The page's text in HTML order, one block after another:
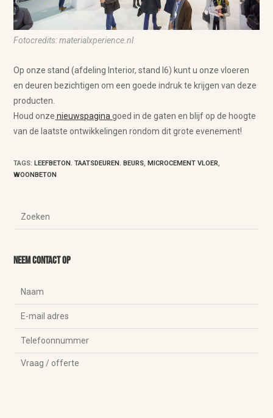
Fotocredits: materialxperience.nl
Op onze stand (afdeling Interior, stand I6) kunt u onze vloeren
en deuren bezichtigen om een goede indruk te krijgen van deze
producten.
Houd onze nieuwspaginagoed in de gaten en blijf op de hoogte
van de laatste ontwikkelingen rondom dit grote evenement!
TAGS:LEEFBETON. TAATSDEUREN. BEURS MICROCEMENT VLOER
WOONBETON
Neem contact op